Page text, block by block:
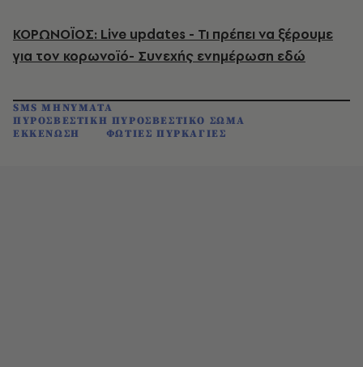
ΚΟΡΩΝΟΪΟΣ: Live updates - Τι πρέπει να ξέρουμε
για τον κορωνοϊό- Συνεχής ενημέρωση εδώ
SMS ΜΗΝΥΜΑΤΑ
ΠΥΡΟΣΒΕΣΤΙΚΗ ΠΥΡΟΣΒΕΣΤΙΚΟ ΣΩΜΑ
ΕΚΚΕΝΩΣΗ
ΦΩΤΙΕΣ ΠΥΡΚΑΓΙΕΣ